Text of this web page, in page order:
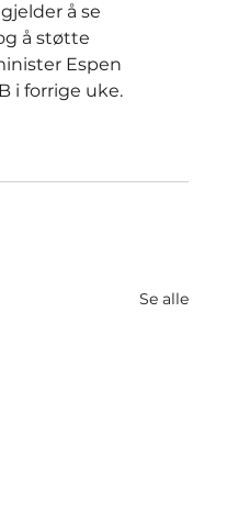
å se
å støtte
Espen
i forrige uke.
Se alle